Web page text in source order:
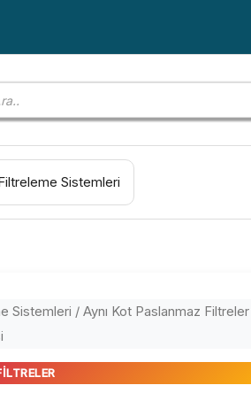
Filtreleme Sistemleri
Sistemleri / Aynı Kot Paslanmaz Filtreler